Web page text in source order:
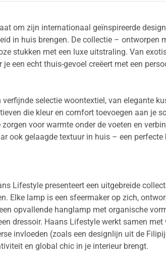
om zijn internationaal geïnspireerde
in huis brengen. De collectie – ontworpen
stukken met een luxe uitstraling. Van
een echt thuis-gevoel creëert met een
selectie woontextiel, van elegante
die kleur en comfort toevoegen aan je
voor warmte onder de voeten en
ook gelaagde textuur in huis – een
Lifestyle presenteert een uitgebreide
Elke lamp is een sfeermaker op zich,
opvallende hanglamp met organische
dressoir. Haans Lifestyle werkt samen
invloeden (zoals een designlijn uit de
en global chic in je interieur brengt.